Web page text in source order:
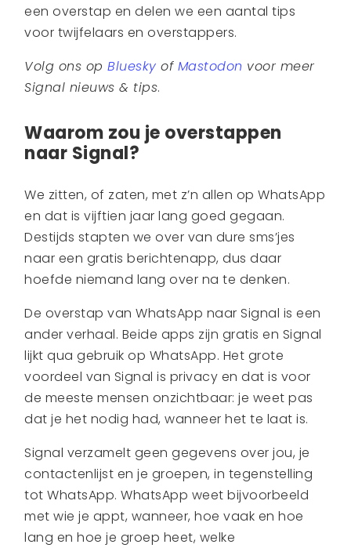
een overstap en delen we een aantal tips
voor twijfelaars en overstappers.
Volg ons opBluesky of Mastodon voor meer
Signal nieuws & tips.
Waarom zou je overstappen
naar Signal?
We zitten, of zaten, met z’n allen op WhatsApp
en dat is vijftien jaar lang goed gegaan.
Destijds stapten we over van dure sms’jes
naar een gratis berichtenapp, dus daar
hoefde niemand lang over na te denken.
De overstap van WhatsApp naar Signal is een
ander verhaal. Beide apps zijn gratis en Signal
lijkt qua gebruik op WhatsApp. Het grote
voordeel van Signal is privacy en dat is voor
de meeste mensen onzichtbaar: je weet pas
dat je het nodig had, wanneer het te laat is.
Signal verzamelt geen gegevens over jou, je
contactenlijst en je groepen, in tegenstelling
tot WhatsApp. WhatsApp weet bijvoorbeeld
met wie je appt, wanneer, hoe vaak en hoe
lang en hoe je groep heet, welke